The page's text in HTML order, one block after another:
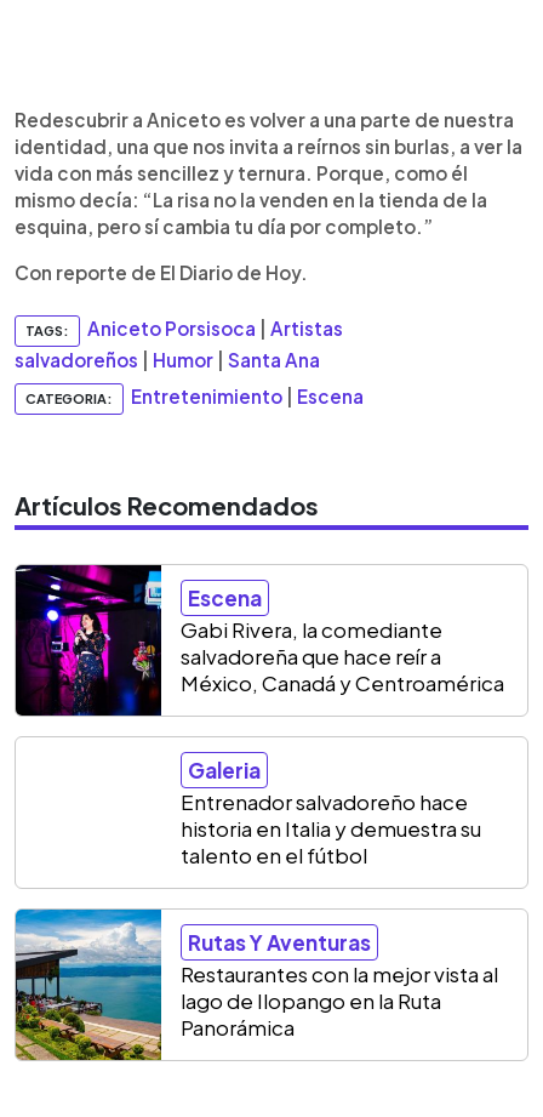
Redescubrir a Aniceto es volver a una parte de nuestra
identidad, una que nos invita a reírnos sin burlas, a ver la
vida con más sencillez y ternura. Porque, como él
mismo decía: “La risa no la venden en la tienda de la
esquina, pero sí cambia tu día por completo.”
Con reporte de El Diario de Hoy.
TAGS: Aniceto Porsisoca
Artistas
salvadoreños
Humor Santa Ana
CATEGORIA: Entretenimiento Escena
Artículos Recomendados
Escena
Gabi Rivera, la comediante
salvadoreña que hace reír a
México, Canadá y Centroamérica
Galeria
Entrenador salvadoreño hace
historia en Italia y demuestra su
talento en el fútbol
Rutas Y Aventuras
Restaurantes con la mejor vista al
lago de Ilopango en la Ruta
Panorámica